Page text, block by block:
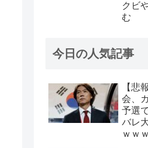
クビ
む
今日の人気記事
【悲
会、
予選
バレ
ｗｗ